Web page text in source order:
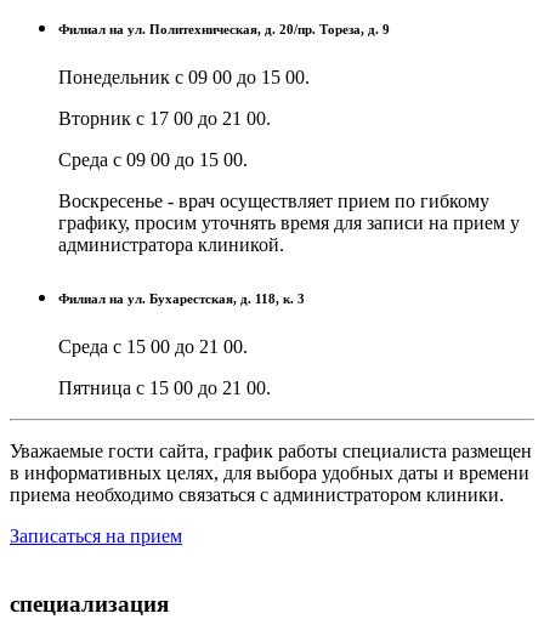
Филиал на ул. Политехническая, д. 20/пр. Тореза, д. 9
Понедельник с 09 00 до 15 00.
Вторник с 17 00 до 21 00.
Среда с 09 00 до 15 00.
Воскресенье - врач осуществляет прием по гибкому
графику, просим уточнять время для записи на прием у
администратора клиникой.
Филиал на ул. Бухарестская, д. 118, к. 3
Среда с 15 00 до 21 00.
Пятница с 15 00 до 21 00.
Уважаемые гости сайта, график работы специалиста размещен
в информативных целях, для выбора удобных даты и времени
приема необходимо связаться с администратором клиники.
Записаться на прием
специализация